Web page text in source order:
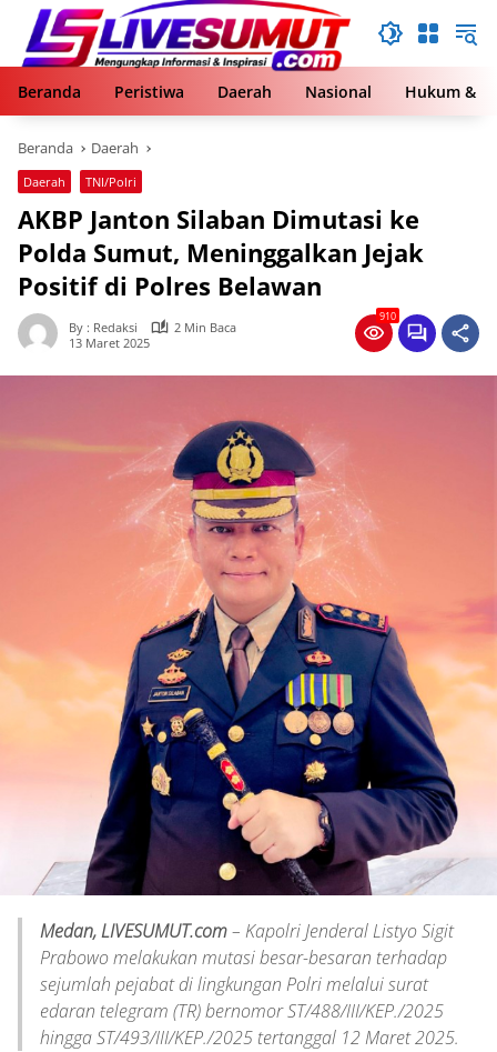
Langsung
konten
Beranda
Peristiwa Daerah Nasional Hukum &
Beranda Daerah
Daerah TNI/Polri
AKBP Janton Silaban Dimutasi ke
Polda Sumut, Meninggalkan Jejak
Positif di Polres Belawan
By : Redaksi
2 Min Baca
13 Maret 2025
910
Medan, LIVESUMUT.com– Kapolri Jenderal Listyo Sigit
Prabowo melakukan mutasi besar-besaran terhadap
sejumlah pejabat di lingkungan Polri melalui surat
edaran telegram (TR) bernomor ST/488/III/KEP./2025
hingga ST/493/III/KEP./2025 tertanggal 12 Maret 2025.